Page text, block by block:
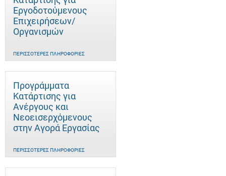
Εργοδοτούμενους
Επιχειρήσεων/
Οργανισμών
ΠΕΡΙΣΣΌΤΕΡΕΣ ΠΛΗΡΟΦΟΡΊΕΣ
Προγράμματα
Κατάρτισης για
Ανέργους και
Νεοεισερχόμενους
στην Αγορά Εργασίας
ΠΕΡΙΣΣΌΤΕΡΕΣ ΠΛΗΡΟΦΟΡΊΕΣ